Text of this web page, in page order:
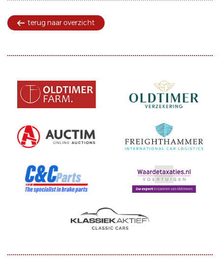
terug naar overzicht